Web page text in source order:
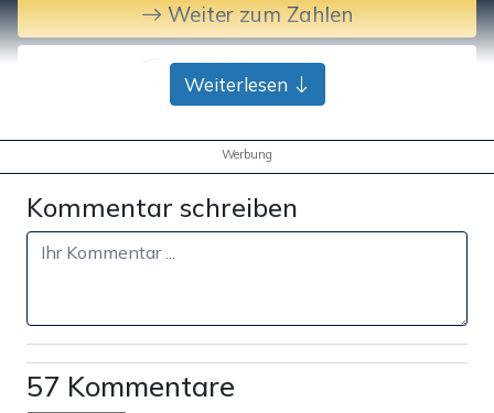
Weiter zum Zahlen
Bank-Überweisung
Weiterlesen
Werbung
Kommentar schreiben
57 Kommentare